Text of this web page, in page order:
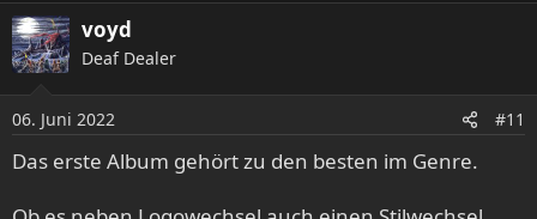
voyd
Deaf Dealer
06. Juni 2022 #11
Das erste Album gehört zu den besten im Genre.